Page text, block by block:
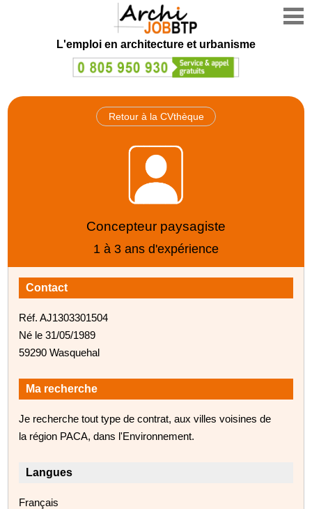
L'emploi en architecture et urbanisme
Retour à la CVthèque
Concepteur paysagiste
1 à 3 ans d'expérience
Contact
Réf. AJ1303301504
Né le 31/05/1989
59290 Wasquehal
Ma recherche
Je recherche tout type de contrat, aux villes voisines de
la région PACA, dans l'Environnement.
Langues
Français